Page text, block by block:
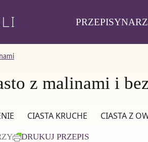
PRZEPISY
z malinami i
CIASTA KRUCHE CIASTA Z
DRUKUJ PRZEPIS